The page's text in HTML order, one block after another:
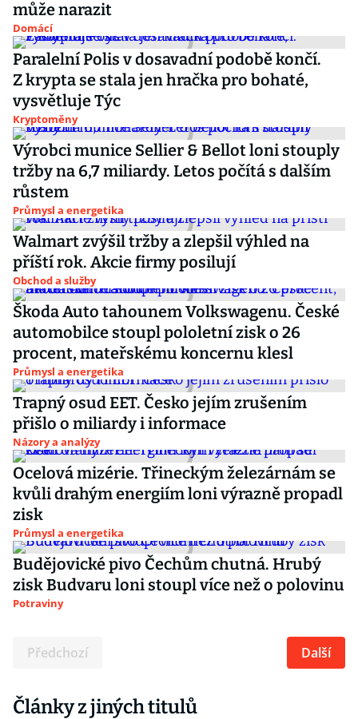
může narazit
Domácí
Paralelní Polis v dosavadní podobě končí.
Z krypta se stala jen hračka pro bohaté,
vysvětluje Týc
Kryptoměny
Výrobci munice Sellier & Bellot loni stouply
tržby na 6,7 miliardy. Letos počítá s dalším
růstem
Průmysl a energetika
Walmart zvýšil tržby a zlepšil výhled na
příští rok. Akcie firmy posilují
Obchod a služby
Škoda Auto tahounem Volkswagenu. České
automobilce stoupl pololetní zisk o 26
procent, mateřskému koncernu klesl
Průmysl a energetika
Trapný osud EET. Česko jejím zrušením
přišlo o miliardy i informace
Názory a analýzy
Ocelová mizérie. Třineckým železárnám se
kvůli drahým energiím loni výrazně propadl
zisk
Průmysl a energetika
Budějovické pivo Čechům chutná. Hrubý
zisk Budvaru loni stoupl více než o polovinu
Potraviny
Předchozí Další
Články z jiných titulů